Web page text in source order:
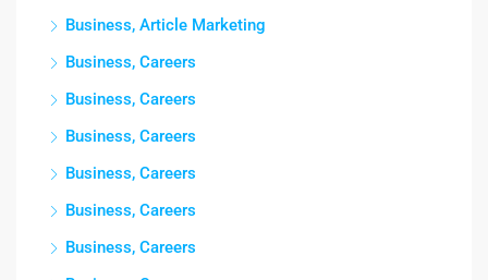
Business, Article Marketing
Business, Careers
Business, Careers
Business, Careers
Business, Careers
Business, Careers
Business, Careers